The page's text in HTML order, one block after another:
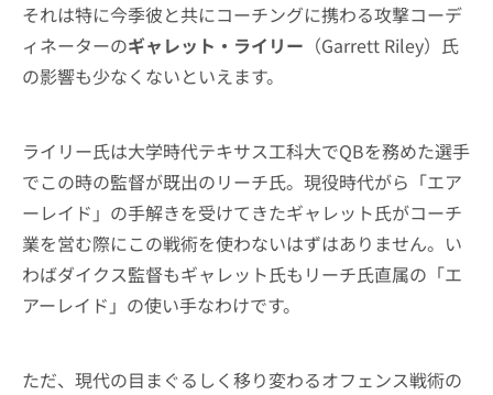
それは特に今季彼と共にコーチングに携わる攻撃コーデ
ィネーターのギャレット・ライリー （Garrett Riley）氏
の影響も少なくないといえます。
ライリー氏は大学時代テキサス工科大でQBを務めた選手
でこの時の監督が既出のリーチ氏。現役時代がら「エア
ーレイド」の手解きを受けてきたギャレット氏がコーチ
業を営む際にこの戦術を使わないはずはありません。い
わばダイクス監督もギャレット氏もリーチ氏直属の「エ
アーレイド」の使い手なわけです。
ただ、現代の目まぐるしく移り変わるオフェンス戦術の